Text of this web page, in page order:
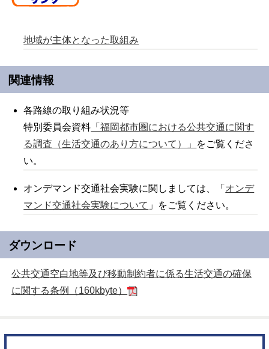
地域が主体となった取組み
関連情報
各路線の取り組み状況等
特別委員会資料 「福岡都市圏における公共交通に関す
る調査（生活交通のあり方について）」
をご覧くださ
い。
オンデマンド交通社会実験に関しましては、「 オンデ
マンド交通社会実験について 」をご覧ください。
ダウンロード
公共交通空白地等及び移動制約者に係る生活交通の確保
に関する条例（160kbyte）